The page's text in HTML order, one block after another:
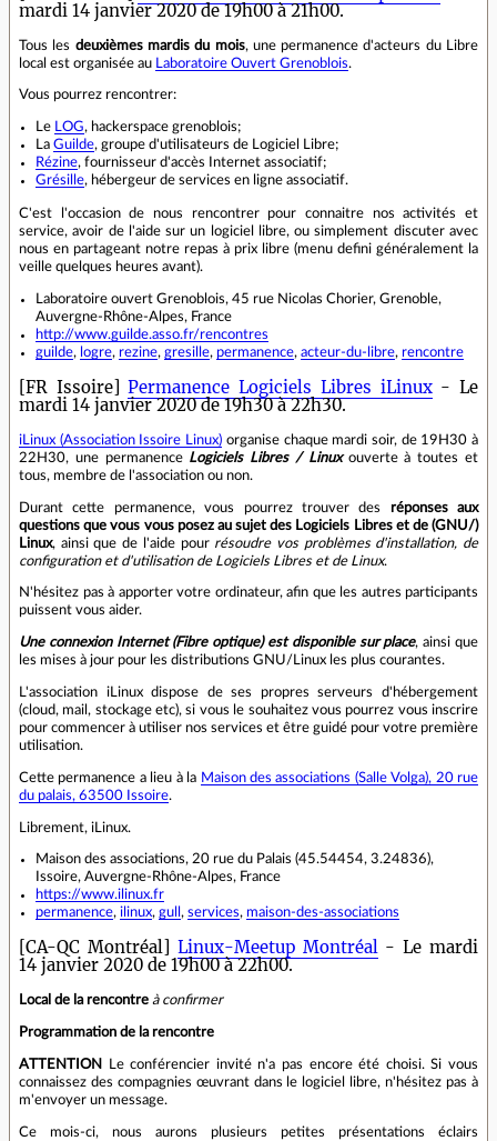
mardi 14 janvier 2020 de 19h00 à 21h00.
Tous les deuxièmes mardis du mois, une permanence d'acteurs du Libre
local est organisée au
Laboratoire Ouvert Grenoblois.
Vous pourrez rencontrer:
Le LOG, hackerspace grenoblois;
La Guilde, groupe d'utilisateurs de Logiciel Libre;
Rézine, fournisseur d'accès Internet associatif;
Grésille, hébergeur de services en ligne associatif.
C'est l'occasion de nous rencontrer pour connaitre nos activités et
service, avoir de l'aide sur un logiciel libre, ou simplement discuter avec
nous en partageant notre repas à prix libre (menu defini généralement la
veille quelques heures avant).
Laboratoire ouvert Grenoblois, 45 rue Nicolas Chorier, Grenoble,
Auvergne-Rhône-Alpes, France
http://www.guilde.asso.fr/rencontres
guilde, logre, rezine, gresille, permanence, acteur-du-libre, rencontre
[FR Issoire]Permanence Logiciels Libres iLinux- Le
mardi 14 janvier 2020 de 19h30 à 22h30.
iLinux (Association Issoire Linux) organise chaque mardi soir, de 19H30 à
22H30, une permanence Logiciels Libres / Linuxouverte à toutes et
tous, membre de l'association ou non.
Durant cette permanence, vous pourrez trouver des
réponses aux
questions que vous vous posez au sujet des Logiciels Libres et de (GNU/)
Linux, ainsi que de l'aide pour résoudre vos problèmes d'installation, de
configuration et d'utilisation de Logiciels Libres et de Linux.
N'hésitez pas à apporter votre ordinateur, afin que les autres participants
puissent vous aider.
Une connexion Internet (Fibre optique) est disponible sur place, ainsi que
les mises à jour pour les distributions GNU/Linux les plus courantes.
L'association iLinux dispose de ses propres serveurs d'hébergement
(cloud, mail, stockage etc), si vous le souhaitez vous pourrez vous inscrire
pour commencer à utiliser nos services et être guidé pour votre première
utilisation.
Cette permanence a lieu à la Maison des associations (Salle Volga), 20 rue
du palais, 63500 Issoire.
Librement, iLinux.
Maison des associations, 20 rue du Palais (45.54454, 3.24836),
Issoire, Auvergne-Rhône-Alpes, France
https://www.ilinux.fr
permanence, ilinux, gull , services, maison-des-associations
[CA-QC Montréal] Linux-Meetup Montréal- Le mardi
14 janvier 2020 de 19h00 à 22h00.
Local de la rencontre à confirmer
Programmation de la rencontre
ATTENTION
Le conférencier invité n'a pas encore été choisi. Si vous
connaissez des compagnies œuvrant dans le logiciel libre, n'hésitez pas à
m'envoyer un message.
Ce mois-ci, nous aurons plusieurs petites présentations éclairs